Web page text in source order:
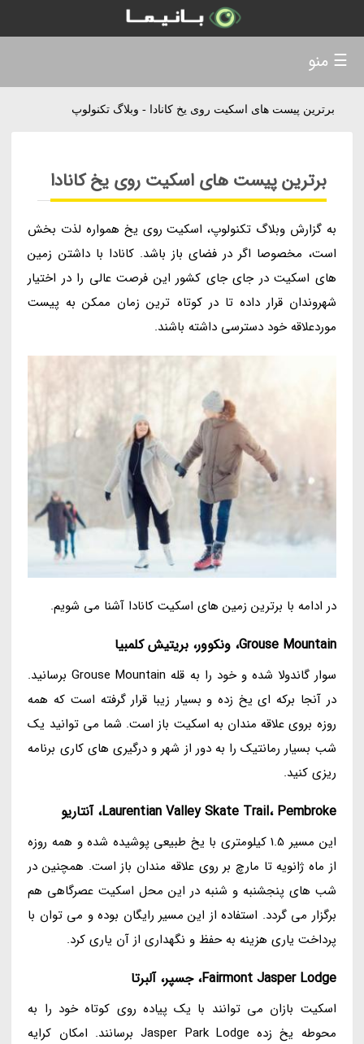
برترین پیست های اسکیت روی یخ کانادا - وبلاگ تکنولوپ
برترین پیست های اسکیت روی یخ کانادا
به گزارش وبلاگ تکنولوپ، اسکیت روی یخ همواره لذت بخش
است، مخصوصا اگر در فضای باز باشد. کانادا با داشتن زمین
های اسکیت در جای جای کشور این فرصت عالی را در اختیار
شهروندان قرار داده تا در کوتاه ترین زمان ممکن به پیست
موردعلاقه خود دسترسی داشته باشند.
در ادامه با برترین زمین های اسکیت کانادا آشنا می شویم.
Grouse Mountain، ونکوور، بریتیش کلمبیا
سوار گاندولا شده و خود را به قله Grouse Mountain برسانید.
در آنجا برکه ای یخ زده و بسیار زیبا قرار گرفته است که همه
روزه بروی علاقه مندان به اسکیت باز است. شما می توانید یک
شب بسیار رمانتیک را به دور از شهر و درگیری های کاری برنامه
ریزی کنید.
Laurentian Valley Skate Trail، Pembroke، آنتاریو
این مسیر 1.5 کیلومتری با یخ طبیعی پوشیده شده و همه روزه
از ماه ژانویه تا مارچ بر روی علاقه مندان باز است. همچنین در
شب های پنجشنبه و شنبه در این محل اسکیت عصرگاهی هم
برگزار می گردد. استفاده از این مسیر رایگان بوده و می توان با
پرداخت یاری هزینه به حفظ و نگهداری از آن یاری کرد.
Fairmont Jasper Lodge، جسپر، آلبرتا
اسکیت بازان می توانند با یک پیاده روی کوتاه خود را به
محوطه یخ زده Jasper Park Lodge برسانند. امکان کرایه
☰ منو